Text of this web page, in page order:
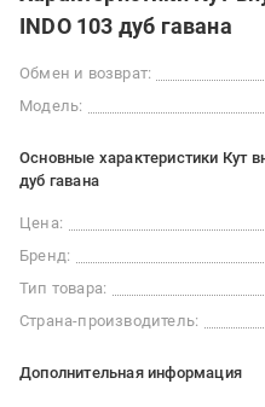
INDO 103 дуб гавана
Обмен и возврат:
Модель:
Основные характеристики Кут
дуб гавана
Цена:
Бренд:
Тип товара:
Страна-производитель:
Дополнительная информация